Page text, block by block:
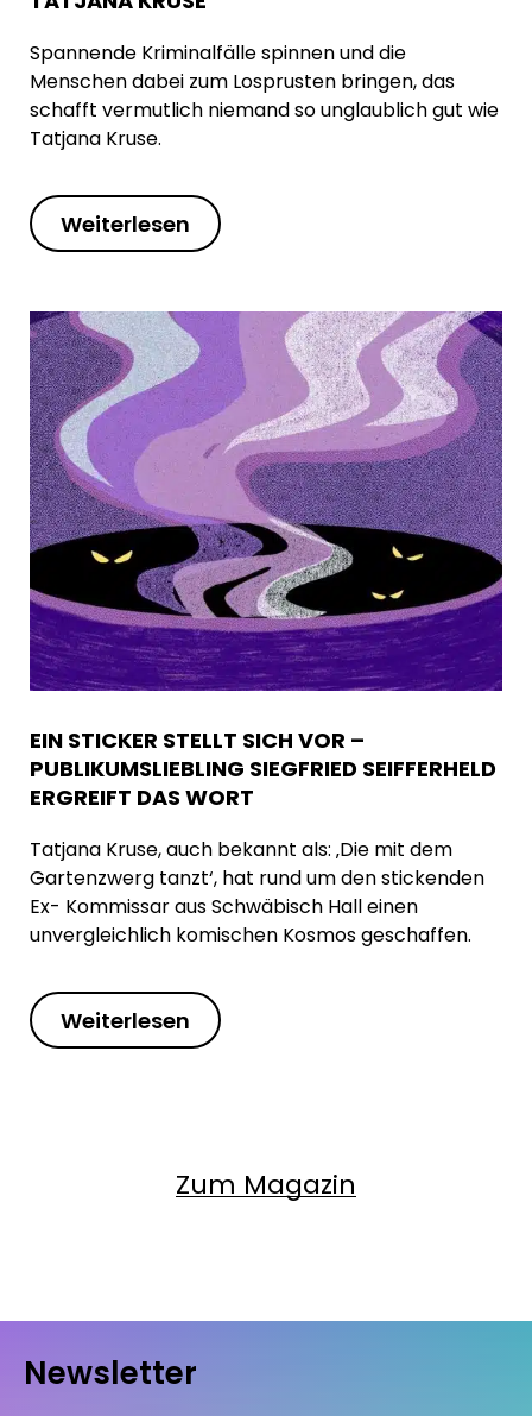
Spannende Kriminalfälle spinnen und die
Menschen dabei zum Losprusten bringen, das
schafft vermutlich niemand so unglaublich gut wie
Tatjana Kruse.
Weiterlesen
EIN STICKER STELLT SICH VOR –
PUBLIKUMSLIEBLING SIEGFRIED SEIFFERHELD
ERGREIFT DAS WORT
Tatjana Kruse, auch bekannt als: ‚Die mit dem
Gartenzwerg tanzt‘, hat rund um den stickenden
Ex- Kommissar aus Schwäbisch Hall einen
unvergleichlich komischen Kosmos geschaffen.
Weiterlesen
Zum Magazin
Newsletter